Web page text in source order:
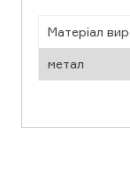
Матеріал
метал